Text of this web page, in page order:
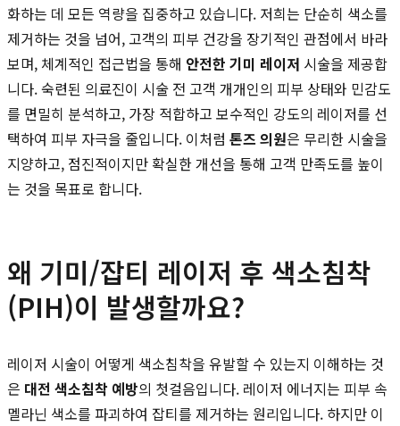
화하는 데 모든 역량을 집중하고 있습니다. 저희는 단순히 색소를
제거하는 것을 넘어, 고객의 피부 건강을 장기적인 관점에서 바라
보며, 체계적인 접근법을 통해 안전한 기미 레이저 시술을 제공합
니다. 숙련된 의료진이 시술 전 고객 개개인의 피부 상태와 민감도
를 면밀히 분석하고, 가장 적합하고 보수적인 강도의 레이저를 선
택하여 피부 자극을 줄입니다. 이처럼 톤즈 의원은 무리한 시술을
지양하고, 점진적이지만 확실한 개선을 통해 고객 만족도를 높이
는 것을 목표로 합니다.
왜 기미/잡티 레이저 후 색소침착
(PIH)이 발생할까요?
레이저 시술이 어떻게 색소침착을 유발할 수 있는지 이해하는 것
은 대전 색소침착 예방의 첫걸음입니다. 레이저 에너지는 피부 속
멜라닌 색소를 파괴하여 잡티를 제거하는 원리입니다. 하지만 이